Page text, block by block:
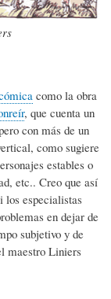
como la obra
, que cuenta un
con más de un
como sugiere
estables o
etc.. Creo que así
los especialistas
en dejar de
subjetivo y de
maestro Liniers